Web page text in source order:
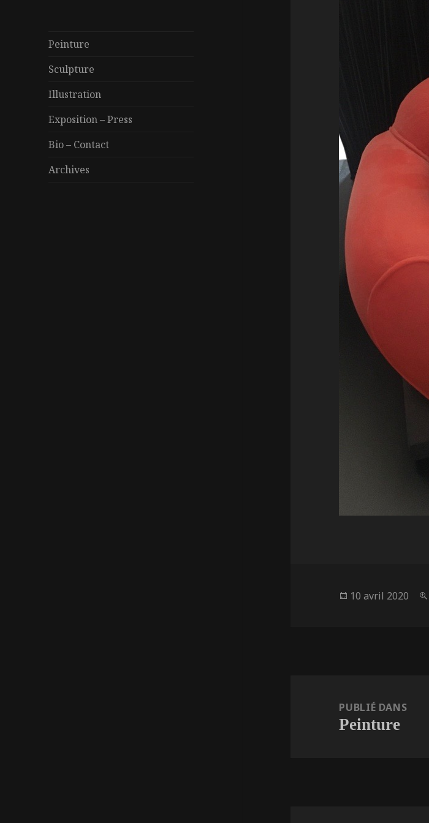
Peinture
Sculpture
Illustration
Exposition – Press
Bio – Contact
Archives
Publié
10 avril 2020
PUBLIÉ DANS
Peinture